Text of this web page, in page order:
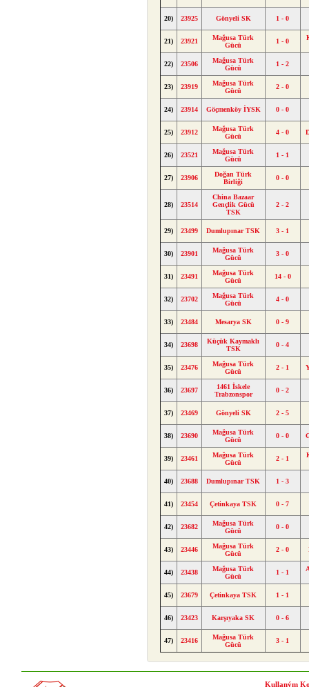
20) 23925 Gönyeli SK 1 - 0
21) 23921
Mağusa Türk
Gücü
1 - 0
22) 23506
Mağusa Türk
Gücü
1 - 2
23) 23919
Mağusa Türk
Gücü
2 - 0
24) 23914 Göçmenköy İYSK 0 - 0
25) 23912
Mağusa Türk
Gücü
4 - 0
26) 23521
Mağusa Türk
Gücü
1 - 1
27) 23906
Doğan Türk
Birliği
0 - 0
28) 23514
China Bazaar
Gençlik Gücü
TSK
2 - 2
29) 23499 Dumlupınar TSK 3 - 1
30) 23901
Mağusa Türk
Gücü
3 - 0
31) 23491
Mağusa Türk
Gücü
14 - 0
32) 23702
Mağusa Türk
Gücü
4 - 0
33) 23484 Mesarya SK 0 - 9
34) 23698
Küçük Kaymaklı
TSK
0 - 4
35) 23476
Mağusa Türk
Gücü
2 - 1
36) 23697
1461 İskele
Trabzonspor
0 - 2
37) 23469 Gönyeli SK 2 - 5
38) 23690
Mağusa Türk
Gücü
0 - 0
39) 23461
Mağusa Türk
Gücü
2 - 1
40) 23688 Dumlupınar TSK 1 - 3
41) 23454 Çetinkaya TSK 0 - 7
42) 23682
Mağusa Türk
Gücü
0 - 0
43) 23446
Mağusa Türk
Gücü
2 - 0
44) 23438
Mağusa Türk
Gücü
1 - 1
45) 23679 Çetinkaya TSK 1 - 1
46) 23423 Karşıyaka SK 0 - 6
47) 23416
Mağusa Türk
Gücü
3 - 1
Kullaným